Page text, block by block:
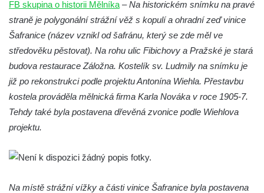
Mattoniho továrna v lázních Kyselka
Dům Stallburg v lázních Kyselka
Vilemínka (Vilemínin dvůr) v lázních
Kyselka
Altán v lázních Kyselka
Mattoniho vila v lázních Kyselka
Bývalý Hotel Central v Bečově nad Teplou
Dům čp. 254 v Krásné Lípě (kavárna u
FB skupina o historii Mělníka –Na historickém snímku na pravé
straně je polygonální strážní věž s kopulí a ohradní zeď vinice
Šafranice (název vznikl od šafránu, který se zde měl ve
středověku pěstovat). Na rohu ulic Fibichovy a Pražské je stará
budova restaurace Záložna. Kostelík sv. Ludmily na snímku je
již po rekonstrukci podle projektu Antonína Wiehla. Přestavbu
kostela prováděla mělnická firma Karla Nováka v roce 1905-7.
Tehdy také byla postavena dřevěná zvonice podle Wiehlova
projektu.
Na místě strážní vížky a části vinice Šafranice byla postavena